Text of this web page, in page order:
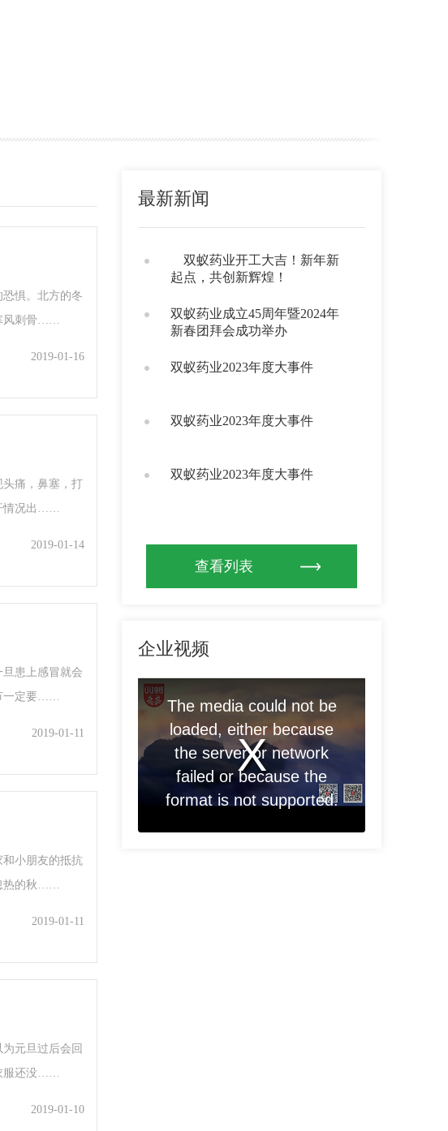
惧。北方的冬
风刺骨……
2019-01-16
痛，鼻塞，打
情况出……
2019-01-14
患上感冒就会
一定要……
2019-01-11
小朋友的抵抗
热的秋……
2019-01-11
元旦过后会回
服还没……
2019-01-10
最新新闻
双蚁药业开工大吉！新年新
起点，共创新辉煌！
双蚁药业成立45周年暨2024年
新春团拜会成功举办
双蚁药业2023年度大事件
双蚁药业2023年度大事件
双蚁药业2023年度大事件
查看列表
企业视频
The media could not be
loaded, either because
the server or network
failed or because the
format is not supported.